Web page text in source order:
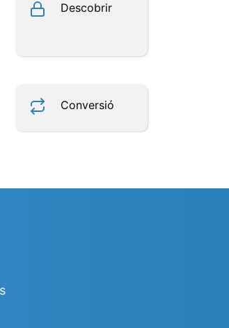
Descobrir
Conversió